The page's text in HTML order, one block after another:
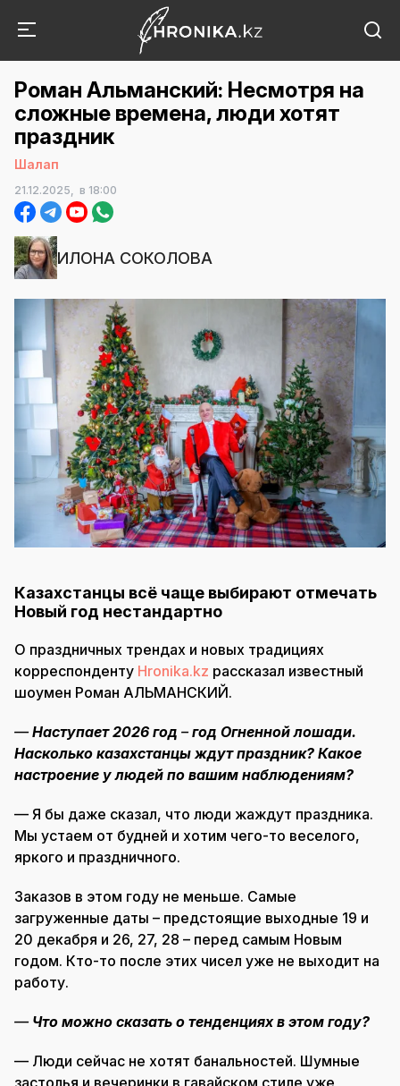
Роман Альманский: Несмотря на
сложные времена, люди хотят
праздник
Шалап
21.12.2025, в 18:00
ИЛОНА СОКОЛОВА
Казахстанцы всё чаще выбирают отмечать
Новый год нестандартно
О праздничных трендах и новых традициях
корреспонденту Hronika.kz рассказал известный
шоумен Роман АЛЬМАНСКИЙ.
—Наступает 2026 год –год Огненной лошади.
Насколько казахстанцы ждут праздник? Какое
настроение у людей по вашим наблюдениям?
— Я бы даже сказал, что люди жаждут праздника.
Мы устаем от будней и хотим чего-то веселого,
яркого и праздничного.
Заказов в этом году не меньше. Самые
загруженные даты – предстоящие выходные 19 и
20 декабря и 26, 27, 28 – перед самым Новым
годом. Кто-то после этих чисел уже не выходит на
работу.
— Что можно сказать о тенденциях в этом году?
— Люди сейчас не хотят банальностей. Шумные
застолья и вечеринки в гавайском стиле уже